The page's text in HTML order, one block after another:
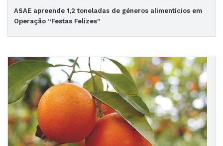
ASAE apreende 1,2 toneladas de géneros alimentícios em
Operação “Festas Felizes”